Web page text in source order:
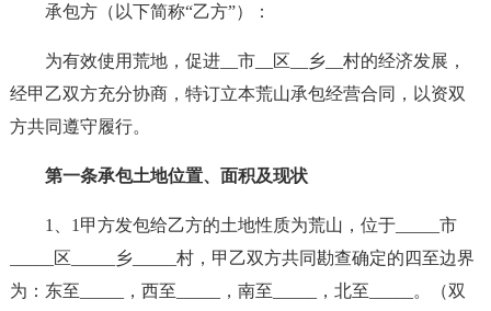
承包方（以下简称“乙方”）：
为有效使用荒地，促进__市__区__乡__村的经济发展，
经甲乙双方充分协商，特订立本荒山承包经营合同，以资双
方共同遵守履行。
第一条承包土地位置、面积及现状
1、1甲方发包给乙方的土地性质为荒山，位于_____市
_____区_____乡_____村，甲乙双方共同勘查确定的四至边界
为：东至_____，西至_____，南至_____，北至_____。（双